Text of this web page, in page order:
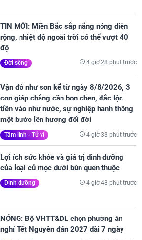
TIN MỚI: Miền Bắc sắp nắng nóng diện
rộng, nhiệt độ ngoài trời có thể vượt 40
độ
Đời sống 4 giờ 28 phút trước
Vận đỏ như son kể từ ngày 8/8/2026, 3
con giáp chẳng cần bon chen, đắc lộc
tiền vào như nước, sự nghiệp hanh thông
một bước lên hương đổi đời
Tâm linh - Tử vi 4 giờ 33 phút trước
Lợi ích sức khỏe và giá trị dinh dưỡng
của loại củ mọc dưới bùn quen thuộc
Dinh dưỡng 4 giờ 48 phút trước
NÓNG: Bộ VHTT&DL chọn phương án
nghỉ Tết Nguyên đán 2027 dài 7 ngày